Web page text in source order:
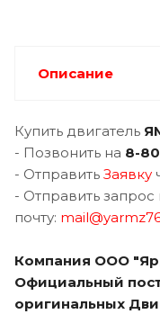
Описание
Купить двигатель
- Позвонить на 8-
- Отправить Заявку
- Отправить
почту:
Компания ООО
Официальный
оригинальных